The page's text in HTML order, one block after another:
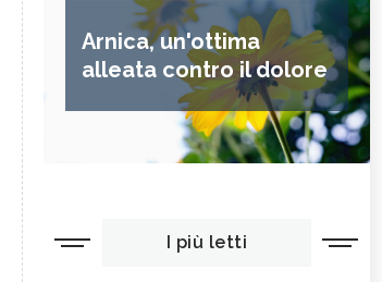
Arnica, un'ottima
alleata contro il dolore
I più letti